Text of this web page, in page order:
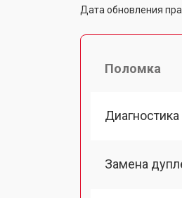
Дата обновления
Поломка
Диагностика
Замена